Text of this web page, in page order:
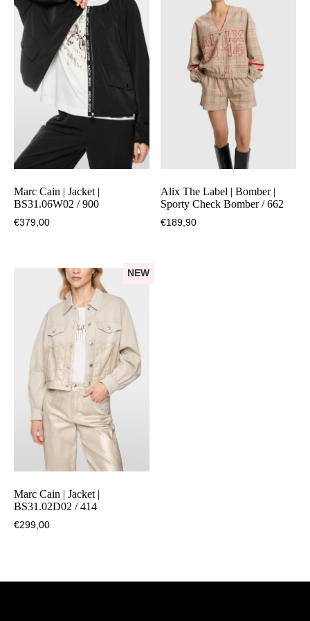
Marc Cain | Jacket |
BS31.06W02 / 900
€379,00
Alix The Label | Bomber |
Sporty Check Bomber / 662
€189,90
NEW
Marc Cain | Jacket |
BS31.02D02 / 414
€299,00